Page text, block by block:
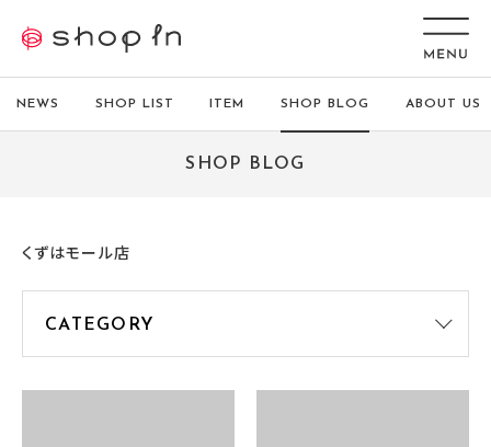
NEWS SHOP LIST ITEM SHOP BLOG ABOUT US
SHOP BLOG
くずはモール店